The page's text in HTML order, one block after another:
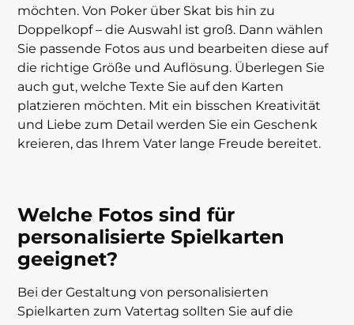
möchten. Von Poker über Skat bis hin zu
Doppelkopf– die Auswahl ist groß. Dann wählen
Sie passende Fotos aus und bearbeiten diese auf
die richtige Größe und Auflösung. Überlegen Sie
auch gut, welche Texte Sie auf den Karten
platzieren möchten. Mit ein bisschen Kreativität
und Liebe zum Detail werden Sie ein Geschenk
kreieren, das Ihrem Vater lange Freude bereitet.
Welche Fotos sind für
personalisierte Spielkarten
geeignet?
Bei der Gestaltung von personalisierten
Spielkarten zum Vatertag sollten Sie auf die